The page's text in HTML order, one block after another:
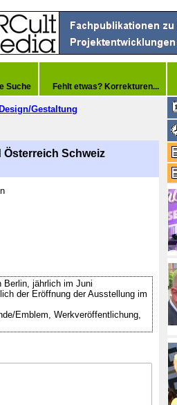
Suche Fehlt etwas? Korrekturen...
Design/Gestaltung
Österreich Schweiz
jährlich im Juni
der Eröffnung der Ausstellung im
Emblem, Werkveröffentlichung,